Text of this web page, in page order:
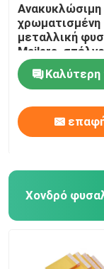
Ανακυκλώσιμη
χρωματισμένη
μεταλλική
Mailers,
υγρασία
φυσαλίδων -
απόδειξη
Καλύτερη